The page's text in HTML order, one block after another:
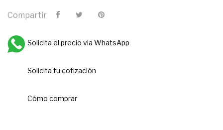
Compartir
Solicita el precio via WhatsApp
Solicita tu cotización
Cómo comprar